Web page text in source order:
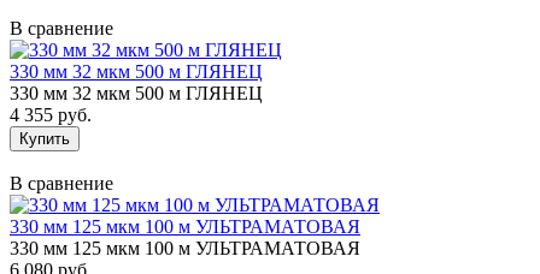
В сравнение
330 мм 32 мкм 500 м ГЛЯНЕЦ
330 мм 32 мкм 500 м ГЛЯНЕЦ
4 355 руб.
В сравнение
330 мм 125 мкм 100 м УЛЬТРАМАТОВАЯ
330 мм 125 мкм 100 м УЛЬТРАМАТОВАЯ
6 080 руб.